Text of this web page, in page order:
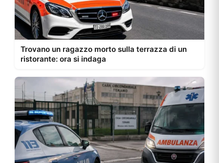
Trovano un ragazzo morto sulla terrazza di un
ristorante: ora si indaga